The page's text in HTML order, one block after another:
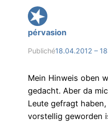
pérvasion
Publiché18.04.2012 –
Mein Hinweis oben
gedacht. Aber da
Leute gefragt
vorstellig geworden